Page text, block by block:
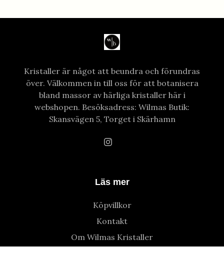
Kristaller är något att beundra och förundras
över. Välkommen in till oss för att botanisera
bland massor av härliga kristaller här i
webshopen. Besöksadress: Wilmas Butik:
Skansvägen 5, Torget i Skärhamn
Läs mer
Köpvillkor
Kontakt
Om Wilmas Kristaller